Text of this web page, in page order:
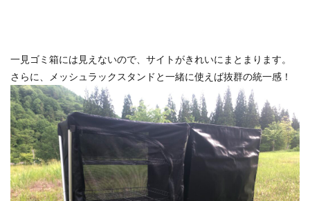
一見ゴミ箱には見えないので、サイトがきれいにまとまります。
さらに、メッシュラックスタンドと一緒に使えば抜群の統一感！